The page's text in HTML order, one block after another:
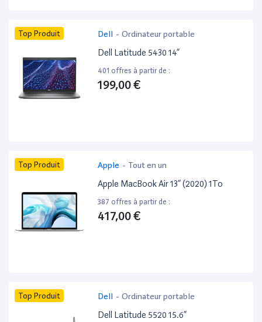
Top Produit Dell - Ordinateur portable
Dell Latitude 5430 14”
401 offres à partir de :
199,00 €
Top Produit Apple - Tout en un
Apple MacBook Air 13” (2020) 1To
387 offres à partir de :
417,00 €
Top Produit Dell - Ordinateur portable
Dell Latitude 5520 15.6”